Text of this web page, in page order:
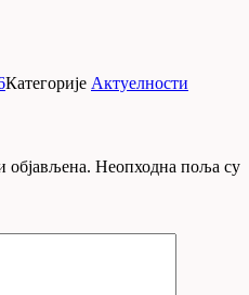
Категорије Актуелности
објављена. Неопходна поља су